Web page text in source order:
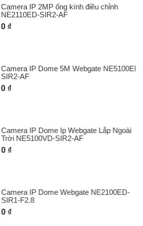
IP 2MP ống kính điều chỉnh
SIR2-AF
IP Dome 5M Webgate NE5100ED-
AF
IP Dome Ip Webgate Lắp Ngoài
NE5100VD-SIR2-AF
IP Dome Webgate NE2100ED-
F2.8